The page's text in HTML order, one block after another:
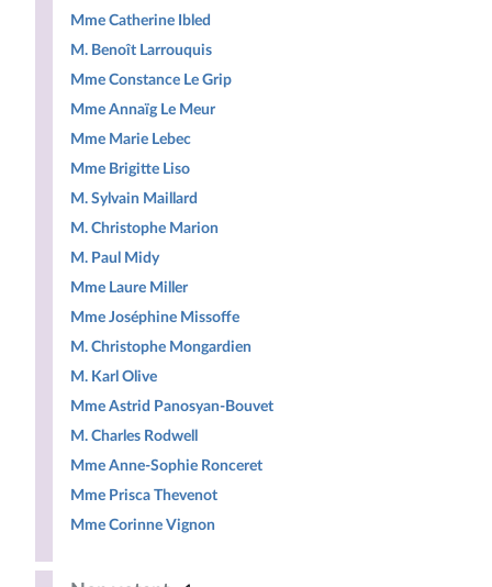
Mme Catherine Ibled
M. Benoît Larrouquis
Mme Constance Le Grip
Mme Annaïg Le Meur
Mme Marie Lebec
Mme Brigitte Liso
M. Sylvain Maillard
M. Christophe Marion
M. Paul Midy
Mme Laure Miller
Mme Joséphine Missoffe
M. Christophe Mongardien
M. Karl Olive
Mme Astrid Panosyan-Bouvet
M. Charles Rodwell
Mme Anne-Sophie Ronceret
Mme Prisca Thevenot
Mme Corinne Vignon